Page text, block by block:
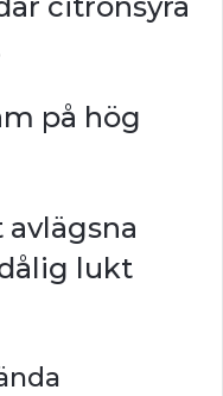
på hög
lukt